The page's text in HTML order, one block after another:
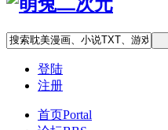
登陆
注册
首页Portal